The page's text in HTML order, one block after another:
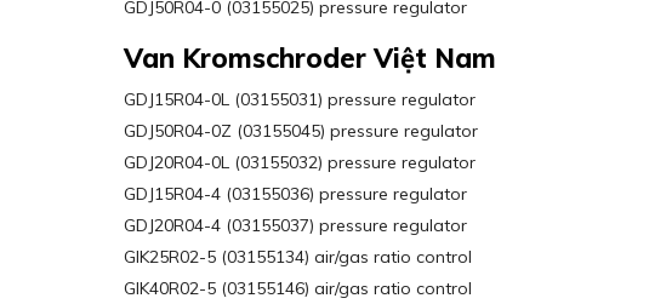
GDJ50R04-0 (03155025) pressure regulator
Van Kromschroder Việt Nam
GDJ15R04-0L (03155031) pressure regulator
GDJ50R04-0Z (03155045) pressure regulator
GDJ20R04-0L (03155032) pressure regulator
GDJ15R04-4 (03155036) pressure regulator
GDJ20R04-4 (03155037) pressure regulator
GIK25R02-5 (03155134) air/gas ratio control
GIK40R02-5 (03155146) air/gas ratio control